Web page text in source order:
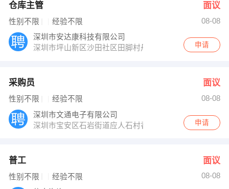
仓库主管 面议
性别不限 经验不限
08-08
深圳市安达康科技有限公司
深圳市坪山新区沙田社区田脚村丹梓大道东136号申请
采购员 面议
性别不限 经验不限
08-08
深圳市文通电子有限公司
深圳市宝安区石岩街道应人石村香象工业园7栋四楼
申请
普工 面议
性别不限 经验不限
08-08